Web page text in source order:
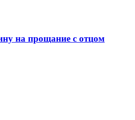
на прощание с отцом